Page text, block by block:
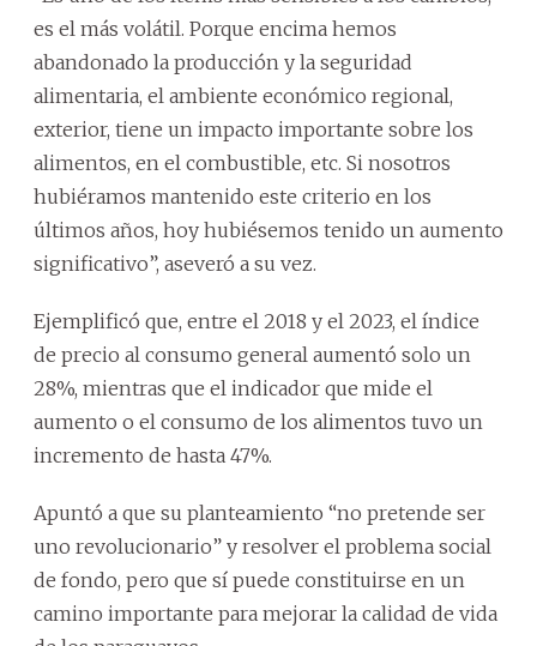
es el más volátil. Porque encima hemos
abandonado la producción y la seguridad
alimentaria, el ambiente económico regional,
exterior, tiene un impacto importante sobre los
alimentos, en el combustible, etc. Si nosotros
hubiéramos mantenido este criterio en los
últimos años, hoy hubiésemos tenido un aumento
significativo”, aseveró a su vez.
Ejemplificó que, entre el 2018 y el 2023, el índice
de precio al consumo general aumentó solo un
28%, mientras que el indicador que mide el
aumento o el consumo de los alimentos tuvo un
incremento de hasta 47%.
Apuntó a que su planteamiento “no pretende ser
uno revolucionario” y resolver el problema social
de fondo, pero que sí puede constituirse en un
camino importante para mejorar la calidad de vida